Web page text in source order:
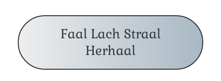
Faal Lach Straal
Herhaal